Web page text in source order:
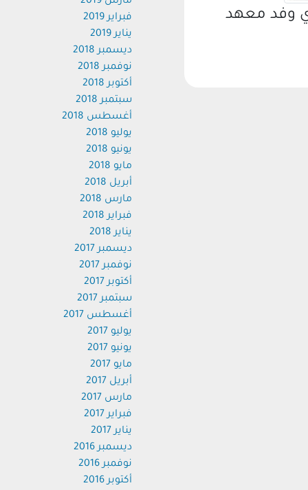
وفد معهد
فبراير 2019
يناير 2019
ديسمبر 2018
نوفمبر 2018
أكتوبر 2018
سبتمبر 2018
أغسطس 2018
يوليو 2018
يونيو 2018
مايو 2018
أبريل 2018
مارس 2018
فبراير 2018
يناير 2018
ديسمبر 2017
نوفمبر 2017
أكتوبر 2017
سبتمبر 2017
أغسطس 2017
يوليو 2017
يونيو 2017
مايو 2017
أبريل 2017
مارس 2017
فبراير 2017
يناير 2017
ديسمبر 2016
نوفمبر 2016
أكتوبر 2016